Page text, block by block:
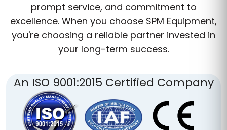
prompt service, and commitment to
excellence. When you choose SPM Equipment,
you're choosing a reliable partner invested in
your long-term success.
An ISO 9001:2015 Certified Company